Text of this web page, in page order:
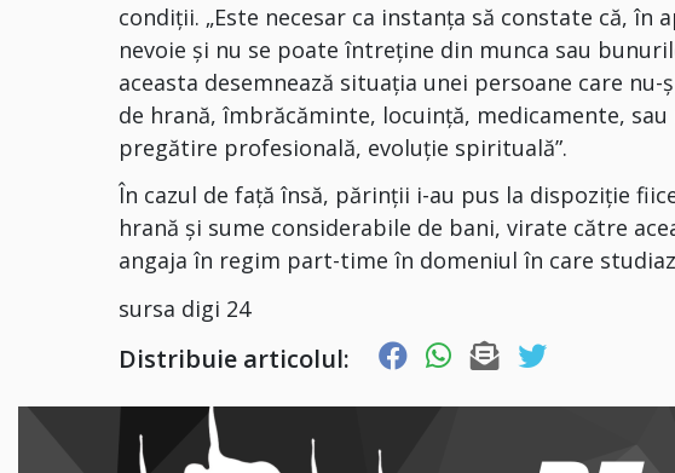
condiții. „Este necesar ca instanța să constate că, în
nevoie și nu se poate întreține din munca sau
aceasta desemnează situația unei persoane care
de hrană, îmbrăcăminte, locuință, medicamente,
pregătire profesională, evoluție spirituală”.
În cazul de față însă, părinții i-au pus la dispoziție
hrană şi sume considerabile de bani, virate către
angaja în regim part-time în domeniul în care
sursa digi 24
Distribuie articolul: